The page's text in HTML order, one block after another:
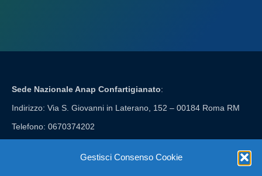
Gestisci Consenso Cookie
Sede Nazionale Anap Confartigianato:
Indirizzo: Via S. Giovanni in Laterano, 152 – 00184 Roma RM
Telefono: 0670374202